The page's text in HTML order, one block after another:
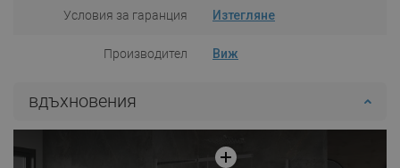
Условия за гаранция Изтегляне
Производител Виж
вдъхновения